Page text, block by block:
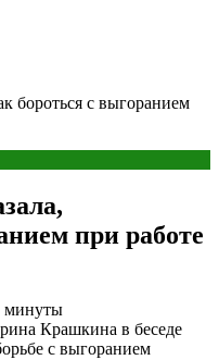
бороться с выгоранием
при работе
минуты
Крашкина в беседе
с выгоранием